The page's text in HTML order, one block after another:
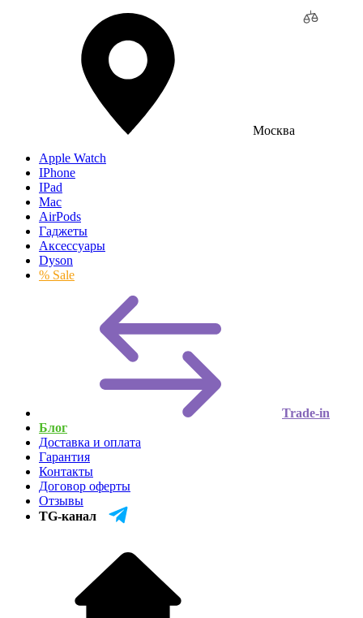
Москва
Apple Watch
IPhone
IPad
Mac
AirPods
Гаджеты
Аксессуары
Dyson
% Sale
Trade-in
Блог
Доставка и оплата
Гарантия
Контакты
Договор оферты
Отзывы
TG-канал